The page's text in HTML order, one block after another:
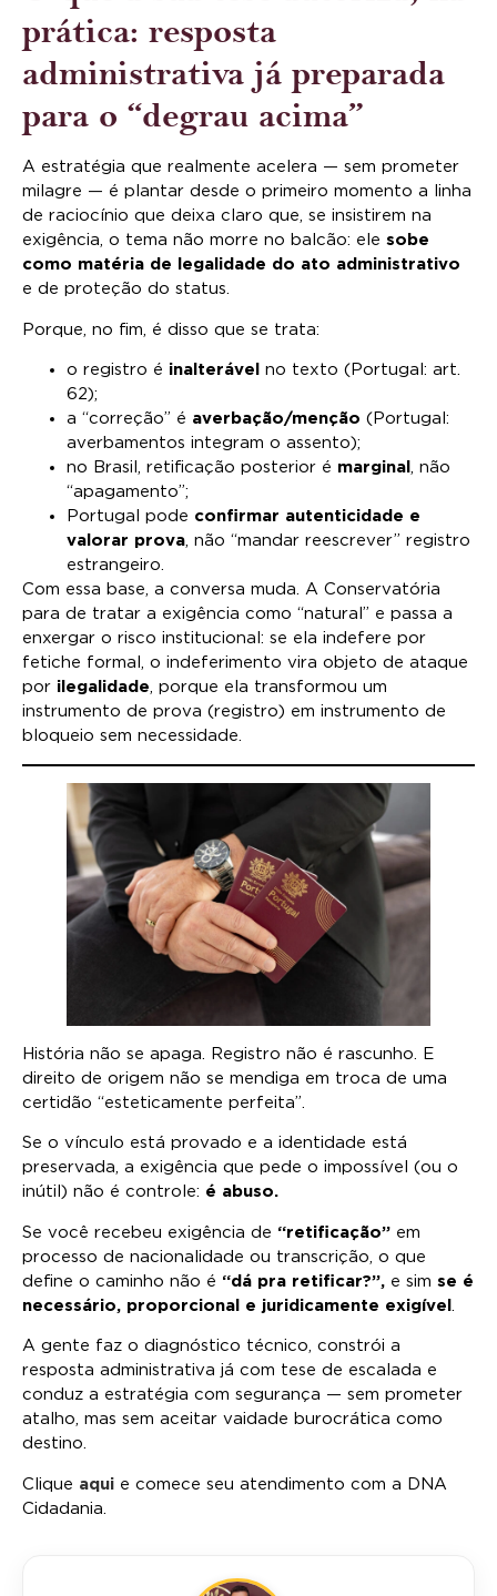
prática: resposta
administrativa já preparada
para o “degrau acima”
A estratégia que realmente acelera — sem prometer
milagre — é plantar desde o primeiro momento a linha
de raciocínio que deixa claro que, se insistirem na
exigência, o tema não morre no balcão: ele sobe
como matéria de legalidade do ato administrativo
e de proteção do status.
Porque, no fim, é disso que se trata:
o registro é inalterável
no texto (Portugal: art.
62);
a “correção” é averbação/menção (Portugal:
averbamentos integram o assento);
no Brasil, retificação posterior é marginal
, não
“apagamento”;
Portugal pode confirmar autenticidade e
valorar prova , não “mandar reescrever” registro
estrangeiro.
Com essa base, a conversa muda. A Conservatória
para de tratar a exigência como “natural” e passa a
enxergar o risco institucional: se ela indefere por
fetiche formal, o indeferimento vira objeto de ataque
por ilegalidade , porque ela transformou um
instrumento de prova (registro) em instrumento de
bloqueio sem necessidade.
História não se apaga. Registro não é rascunho. E
direito de origem não se mendiga em troca de uma
certidão “esteticamente perfeita”.
Se o vínculo está provado e a identidade está
preservada, a exigência que pede o impossível (ou o
inútil) não é controle: é abuso.
Se você recebeu exigência de “retificação” em
processo de nacionalidade ou transcrição, o que
define o caminho não é “dá pra retificar?”, e sim se é
necessário, proporcional e juridicamente exigível
A gente faz o diagnóstico técnico, constrói a
resposta administrativa já com tese de escalada e
conduz a estratégia com segurança — sem prometer
atalho, mas sem aceitar vaidade burocrática como
destino.
Clique aqui e comece seu atendimento com a DNA
Cidadania.